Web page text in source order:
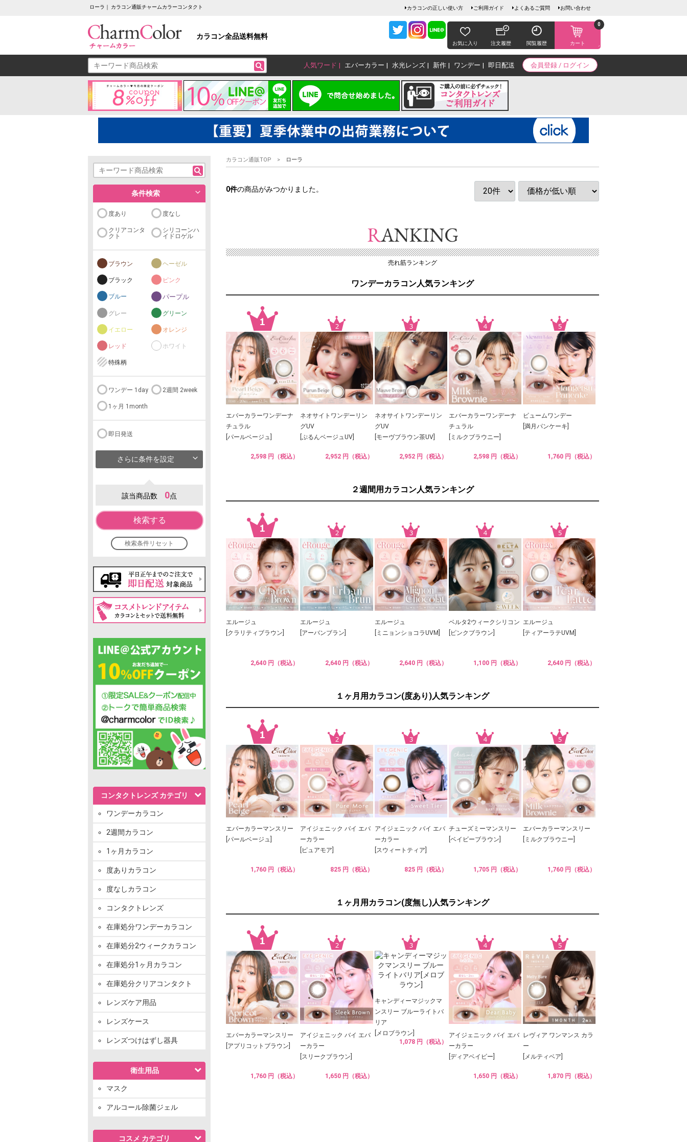
ローラ｜ カラコン通販チャームカラーコンタクト カラコンの正しい使い方 ご利用ガイド よくあるご質問 お問い合わせ
カラコン全品送料無料
お気に入り 注文履歴 閲覧履歴 カート
0
会員登録 / ログイン
人気ワード エバーカラー 水光レンズ 新作 ワンデー 即日配送
条件検索
度あり 度なし
クリアコンタ
クト
シリコーンハ
イドロゲル
ブラウン ヘーゼル
ブラック ピンク
ブルー パープル
グレー グリーン
イエロー オレンジ
レッド ホワイト
特殊柄
ワンデー 1day 2週間 2week
1ヶ月 1month
即日発送
さらに条件を設定
該当商品数 0点
検索する
検索条件リセット
コンタクトレンズ カテゴリ
ワンデーカラコン
2週間カラコン
1ヶ月カラコン
度ありカラコン
度なしカラコン
コンタクトレンズ
在庫処分ワンデーカラコン
在庫処分2ウィークカラコン
在庫処分1ヶ月カラコン
在庫処分クリアコンタクト
レンズケア用品
レンズケース
レンズつけはずし器具
衛生用品
マスク
アルコール除菌ジェル
コスメ カテゴリ
カラコン通販TOP ローラ
0件の商品がみつかりました。
売れ筋ランキング
ワンデーカラコン人気ランキング
エバーカラーワンデーナ
チュラル
[パールベージュ]
2,598 円（税込）
ネオサイトワンデーリン
グUV
[ぷるんベージュUV]
2,952 円（税込）
ネオサイトワンデーリン
グUV
[モーヴブラウン茶UV]
2,952 円（税込）
エバーカラーワンデーナ
チュラル
[ミルクブラウニー]
2,598 円（税込）
ビュームワンデー
[満月パンケーキ]
1,760 円（税込）
２週間用カラコン人気ランキング
エルージュ
[クラリティブラウン]
2,640 円（税込）
エルージュ
[アーバンブラン]
2,640 円（税込）
エルージュ
[ミニョンショコラUVM]
2,640 円（税込）
ベルタ2ウィークシリコン
[ピンクブラウン]
1,100 円（税込）
エルージュ
[ティアーラテUVM]
2,640 円（税込）
１ヶ月用カラコン(度あり)人気ランキング
エバーカラーマンスリー
[パールベージュ]
1,760 円（税込）
アイジェニック バイ エバ
ーカラー
[ピュアモア]
825 円（税込）
アイジェニック バイ エバ
ーカラー
[スウィートティア]
825 円（税込）
チューズミーマンスリー
[ベイビーブラウン]
1,705 円（税込）
エバーカラーマンスリー
[ミルクブラウニー]
1,760 円（税込）
１ヶ月用カラコン(度無し)人気ランキング
エバーカラーマンスリー
[アプリコットブラウン]
1,760 円（税込）
アイジェニック バイ エバ
ーカラー
[スリークブラウン]
1,650 円（税込）
キャンディーマジックマ
ンスリー ブルーライトバ
リア
[メロブラウン]
1,078 円（税込）
アイジェニック バイ エバ
ーカラー
[ディアベイビー]
1,650 円（税込）
レヴィア ワンマンス カラ
ー
[メルティベア]
1,870 円（税込）